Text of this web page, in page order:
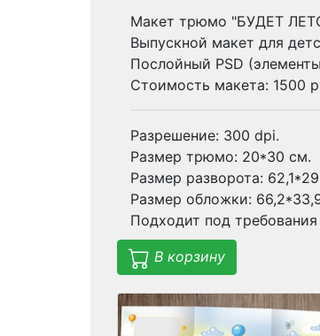
Макет трюмо "БУДЕТ
Выпускной макет для
Послойный PSD
Стоимость макета: 1500
Разрешение: 300 dpi.
Размер трюмо: 20*30 см.
Размер разворота:
Размер обложки:
Подходит под
В корзину